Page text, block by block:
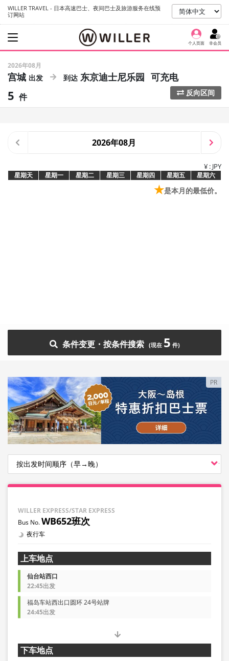
WILLER TRAVEL - 日本高速巴士、夜间巴士及旅游服务在线预
订网站
个人页面 非会员
2026年08月
宫城 东京迪士尼乐园 可充电
5 件 反向区间
2026年08月
¥ : JPY
星期天 星期一 星期二 星期三 星期四 星期五 星期六
★是本月的最低价。
条件变更・按条件搜索 5
PR
WILLER EXPRESS/STAR EXPRESS
WB652班次
夜行车
上车地点
仙台站西口
22:45出发
福岛车站西出口圆环 24号站牌
24:45出发
下车地点